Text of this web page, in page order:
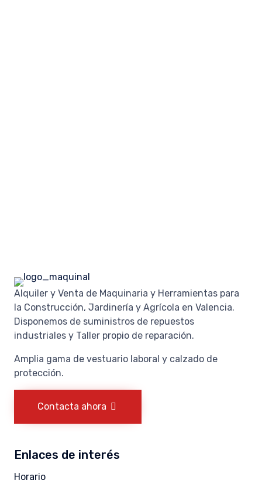
Alquiler y Venta de Maquinaria y Herramientas para
la Construcción, Jardinería y Agrícola en Valencia.
Disponemos de suministros de repuestos
industriales y Taller propio de reparación.
Amplia gama de vestuario laboral y calzado de
protección.
Contacta ahora
Enlaces de interés
Horario